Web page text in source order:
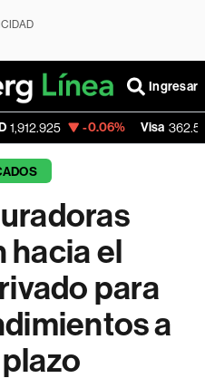
Ingresar
-0.06% Visa 362.50 -2.15%
hacia el
para
a